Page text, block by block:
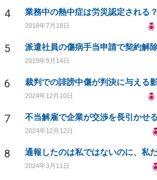
4 業務中の熱中症は労災認定される？
2018年7月18日
5
2019年9月14日
6
2024年12月10日
7
2024年12月12日
8
2024年3月11日